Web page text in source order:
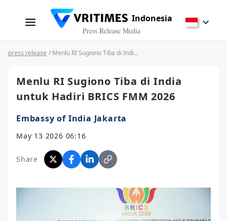
Indonesia
Press Release Media
press release / Menlu RI Sugiono Tiba di India untuk Hadiri BRICS FMM 2026
Menlu RI Sugiono Tiba di India
untuk Hadiri BRICS FMM 2026
Embassy of India Jakarta
May 13 2026 06:16
Share